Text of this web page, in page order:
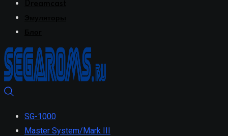
SG-1000
Master System/Mark III